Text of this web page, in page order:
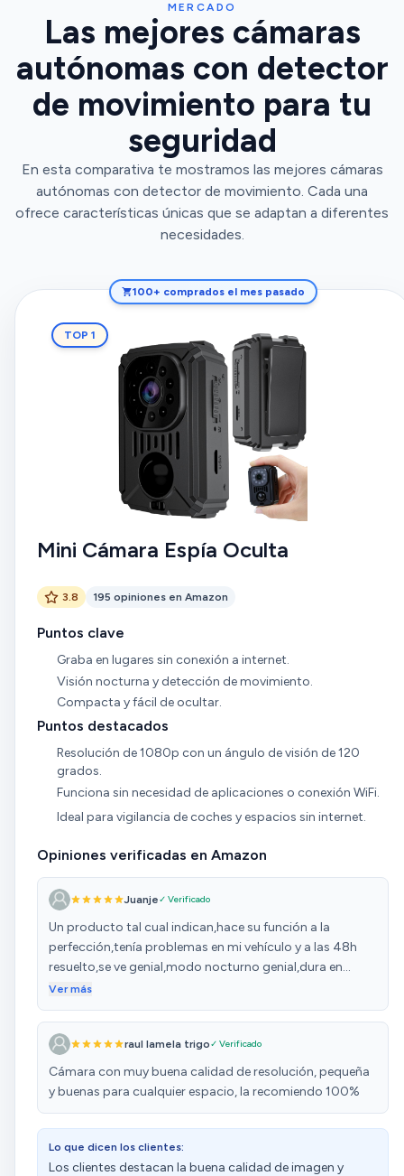
MERCADO
Las mejores cámaras
autónomas con detector
de movimiento para tu
seguridad
En esta comparativa te mostramos las mejores cámaras
autónomas con detector de movimiento. Cada una
ofrece características únicas que se adaptan a diferentes
necesidades.
100+ comprados el mes pasado
TOP 1
Mini Cámara Espía Oculta
3.8 195 opiniones en Amazon
Puntos clave
Graba en lugares sin conexión a internet.
Visión nocturna y detección de movimiento.
Compacta y fácil de ocultar.
Puntos destacados
Resolución de 1080p con un ángulo de visión de 120
grados.
Funciona sin necesidad de aplicaciones o conexión WiFi.
Ideal para vigilancia de coches y espacios sin internet.
Opiniones verificadas en Amazon
Juanje✓ Verificado
Un producto tal cual indican,hace su función a la
perfección,tenía problemas en mi vehículo y a las 48h
resuelto,se ve genial,modo nocturno genial,dura en
grabación continúa unas 11 horas y 15 minutos de día y
powerbank más de 24h) El modo detección de
movimiento va bien pero no lo pongas delante de un
cristal es como si lo pusieras delante de una pared por el
reflejo,pero funciona muy bien en el resto de casos la
manejo,la atención al cliente perfecta,lo recomiendo
totalmente.
Ver más
raul lamela trigo✓ Verificado
Cámara con muy buena calidad de resolución, pequeña
y buenas para cualquier espacio, la recomiendo 100%
Lo que dicen los clientes:
Los clientes destacan la buena calidad de imagen y